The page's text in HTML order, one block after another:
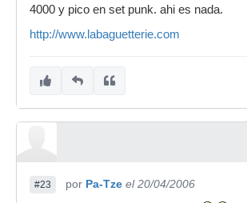
4000 y pico en set punk. ahi es nada.
http://www.labaguetterie.com
#23 por Pa-Tze el 20/04/2006